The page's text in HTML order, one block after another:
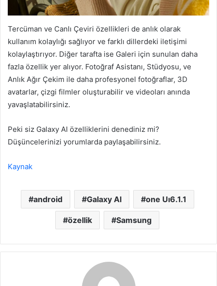
Tercüman ve Canlı Çeviri özellikleri de anlık olarak
kullanım kolaylığı sağlıyor ve farklı dillerdeki iletişimi
kolaylaştırıyor. Diğer tarafta ise Galeri için sunulan daha
fazla özellik yer alıyor. Fotoğraf Asistanı, Stüdyosu, ve
Anlık Ağır Çekim ile daha profesyonel fotoğraflar, 3D
avatarlar, çizgi filmler oluşturabilir ve videoları anında
yavaşlatabilirsiniz.
Peki siz Galaxy AI özelliklerini denediniz mi?
Düşüncelerinizi yorumlarda paylaşabilirsiniz.
Kaynak
android Galaxy Al one Uı6.1.1
özellik Samsung